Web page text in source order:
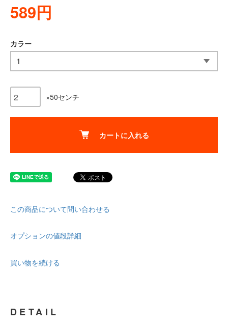
589円
カラー
×50センチ
カートに入れる
この商品について問い合わせる
オプションの値段詳細
買い物を続ける
DETAIL